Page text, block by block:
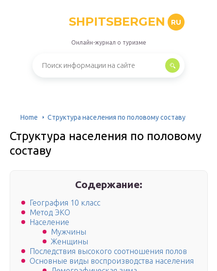
SHPITSBERGEN RU
Онлайн-журнал о туризме
Home Структура населения по половому составу
Структура населения по половому
составу
Содержание:
География 10 класс
Метод ЭКО
Население
Мужчины
Женщины
Последствия высокого соотношения полов
Основные виды воспроизводства населения